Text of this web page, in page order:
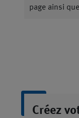
page ainsi
Créez